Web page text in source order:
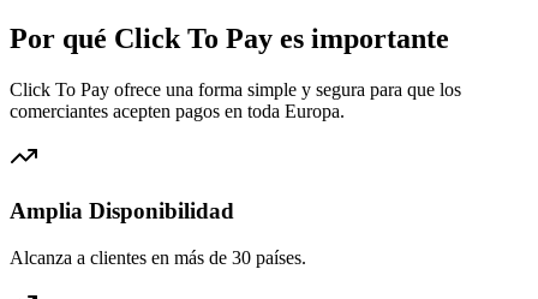
Por qué Click To Pay es importante
Click To Pay ofrece una forma simple y segura para que los
comerciantes acepten pagos en toda Europa.
Amplia Disponibilidad
Alcanza a clientes en más de 30 países.